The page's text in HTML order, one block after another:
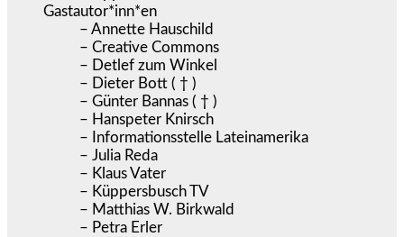
Gastautor*inn*en
– Annette Hauschild
– Creative Commons
– Detlef zum Winkel
– Dieter Bott ( † )
– Günter Bannas ( † )
– Hanspeter Knirsch
– Informationsstelle Lateinamerika
– Julia Reda
– Klaus Vater
– Küppersbusch TV
– Matthias W. Birkwald
– Petra Erler